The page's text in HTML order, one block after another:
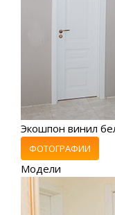
Экошпон винил
ФОТОГРАФИИ
Модели